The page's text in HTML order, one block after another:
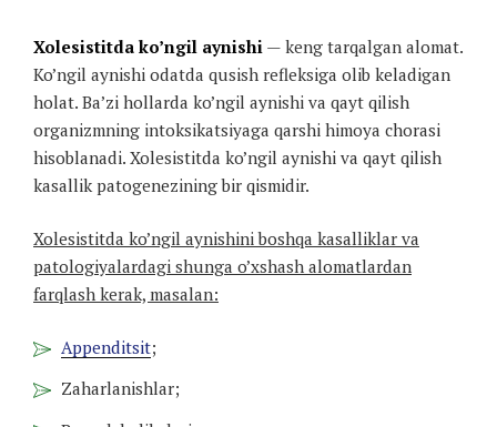
Xolesistitda ko’ngil aynishi — keng tarqalgan alomat.
Ko’ngil aynishi odatda qusish refleksiga olib keladigan
holat. Ba’zi hollarda ko’ngil aynishi va qayt qilish
organizmning intoksikatsiyaga qarshi himoya chorasi
hisoblanadi. Xolesistitda ko’ngil aynishi va qayt qilish
kasallik patogenezining bir qismidir.
Xolesistitda ko’ngil aynishini boshqa kasalliklar va
patologiyalardagi shunga o’xshash alomatlardan
farqlash kerak, masalan:
Appenditsit;
Zaharlanishlar;